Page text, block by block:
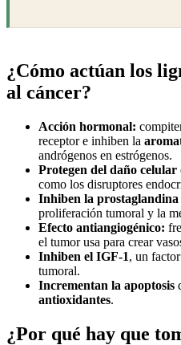
¿Cómo actúan los
al cáncer?
Acción hormonal:
receptor e inhiben la
andrógenos en estrógenos.
Protegen del daño celular
como los disruptores
Inhiben la prostaglandina
proliferación tumoral y la
Efecto antiangiogénico:
el tumor usa para crear
Inhiben el IGF-1, un
tumoral.
Incrementan la apoptosis
antioxidantes.
¿Por qué hay que